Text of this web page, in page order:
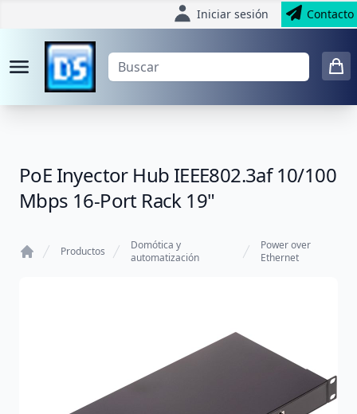
Iniciar sesión Contacto
PoE Inyector Hub IEEE802.3af 10/100
Mbps 16-Port Rack 19"
Productos
Domótica y
automatización
Power over
Ethernet